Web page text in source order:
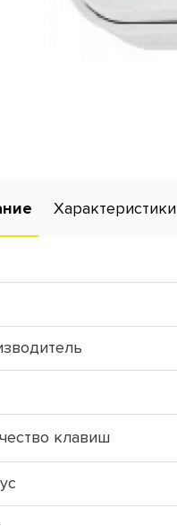
Характеристики
клавиш